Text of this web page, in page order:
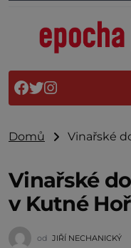
Domů Vinařské
Vinařské
v Kutné
od JIŘÍ NECHANICKÝ